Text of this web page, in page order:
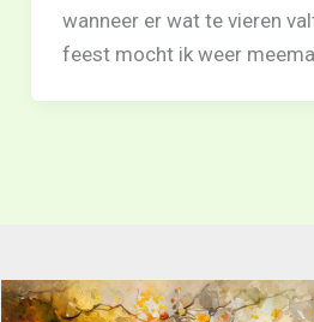
wanneer er wat te vieren
feest mocht ik weer